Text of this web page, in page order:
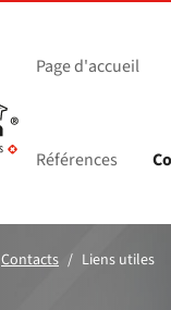
Page d'accueil
Références
Contacts Liens utiles